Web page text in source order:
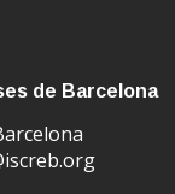
de Barcelona